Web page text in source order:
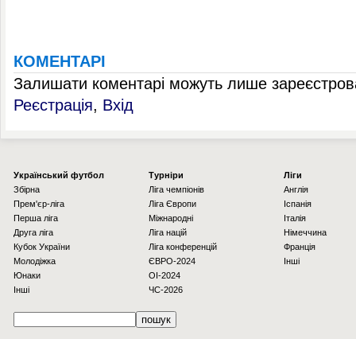
КОМЕНТАРІ
Залишати коментарі можуть лише
Реєстрація, Вхід
Українcький футбол
Збірна
Прем'єр-ліга
Перша ліга
Друга ліга
Кубок України
Молодіжка
Юнаки
Інші
Турніри
Ліга чемпіонів
Ліга Європи
Міжнародні
Ліга націй
Ліга конференцій
ЄВРО-2024
OI-2024
ЧС-2026
Ліги
Англія
Іспанія
Італія
Німеччина
Франція
Інші